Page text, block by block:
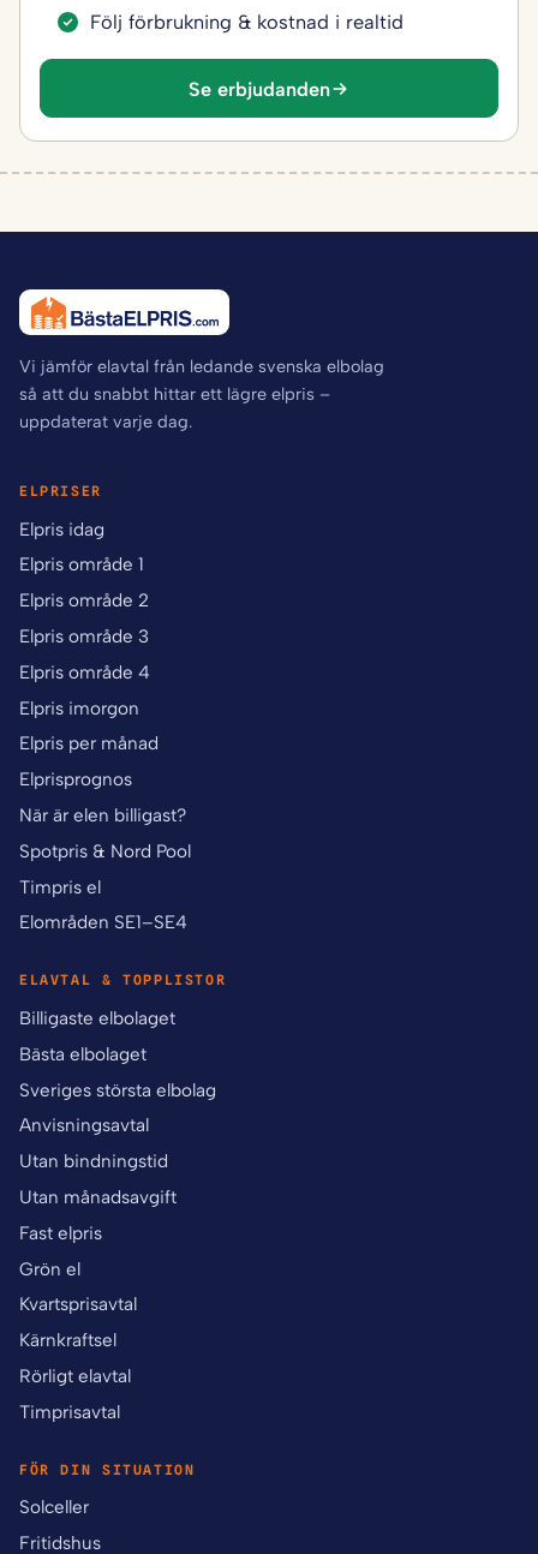
Följ förbrukning & kostnad i realtid
Se erbjudanden
Vi jämför elavtal från ledande svenska elbolag
så att du snabbt hittar ett lägre elpris –
uppdaterat varje dag.
ELPRISER
Elpris idag
Elpris område 1
Elpris område 2
Elpris område 3
Elpris område 4
Elpris imorgon
Elpris per månad
Elprisprognos
När är elen billigast?
Spotpris & Nord Pool
Timpris el
Elområden SE1–SE4
ELAVTAL & TOPPLISTOR
Billigaste elbolaget
Bästa elbolaget
Sveriges största elbolag
Anvisningsavtal
Utan bindningstid
Utan månadsavgift
Fast elpris
Grön el
Kvartsprisavtal
Kärnkraftsel
Rörligt elavtal
Timprisavtal
FÖR DIN SITUATION
Solceller
Fritidshus